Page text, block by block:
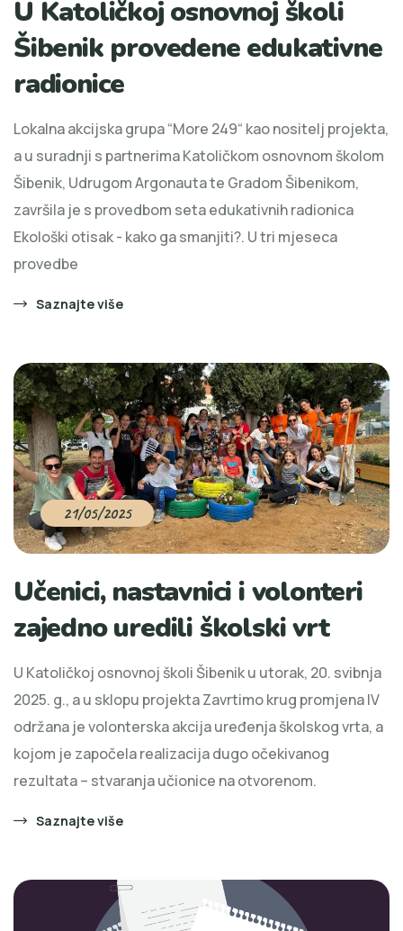
U Katoličkoj osnovnoj školi
Šibenik provedene edukativne
radionice
Lokalna akcijska grupa “More 249“ kao nositelj projekta,
a u suradnji s partnerima Katoličkom osnovnom školom
Šibenik, Udrugom Argonauta te Gradom Šibenikom,
završila je s provedbom seta edukativnih radionica
Ekološki otisak - kako ga smanjiti?. U tri mjeseca
provedbe
Saznajte više
21/05/2025
Učenici, nastavnici i volonteri
zajedno uredili školski vrt
U Katoličkoj osnovnoj školi Šibenik u utorak, 20. svibnja
2025. g., a u sklopu projekta Zavrtimo krug promjena IV
održana je volonterska akcija uređenja školskog vrta, a
kojom je započela realizacija dugo očekivanog
rezultata – stvaranja učionice na otvorenom.
Saznajte više